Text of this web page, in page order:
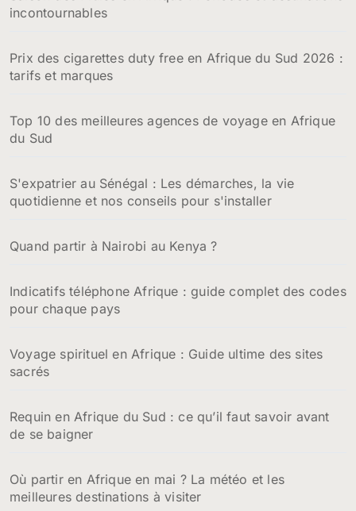
incontournables
Prix des cigarettes duty free en Afrique du Sud 2026 :
tarifs et marques
Top 10 des meilleures agences de voyage en Afrique
du Sud
S'expatrier au Sénégal : Les démarches, la vie
quotidienne et nos conseils pour s'installer
Quand partir à Nairobi au Kenya ?
Indicatifs téléphone Afrique : guide complet des codes
pour chaque pays
Voyage spirituel en Afrique : Guide ultime des sites
sacrés
Requin en Afrique du Sud : ce qu’il faut savoir avant
de se baigner
Où partir en Afrique en mai ? La météo et les
meilleures destinations à visiter